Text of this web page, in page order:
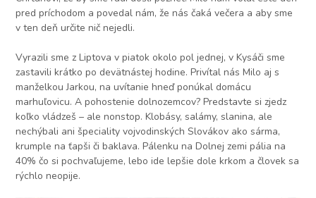
pred príchodom a povedal nám, že nás čaká večera a aby sme
v ten deň určite nič nejedli.
Vyrazili sme z Liptova v piatok okolo pol jednej, v Kysáči sme
zastavili krátko po devätnástej hodine. Privítal nás Milo aj s
manželkou Jarkou, na uvítanie hneď ponúkal domácu
marhuľovicu. A pohostenie dolnozemcov? Predstavte si zjedz
koľko vládzeš – ale nonstop. Klobásy, salámy, slanina, ale
nechýbali ani špeciality vojvodinských Slovákov ako sárma,
krumple na ťapši či baklava. Pálenku na Dolnej zemi pália na
40% čo si pochvaľujeme, lebo ide lepšie dole krkom a človek sa
rýchlo neopije.